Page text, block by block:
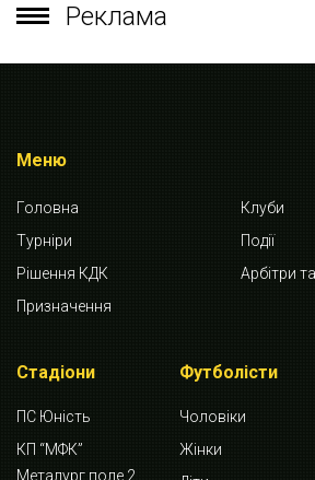
Реклама
Меню
Головна
Клуби
Турніри
Події
Рішення КДК
Арбітри
Призначення
Стадіони
ПС Юність
КП “МФК”
Металург поле 2
Футболісти
Чоловіки
Жінки